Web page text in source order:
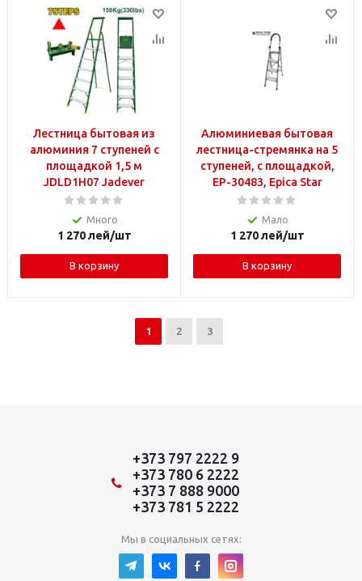
Лестница бытовая из
алюминия 7 ступеней с
площадкой 1,5 м
JDLD1H07 Jadever
Много
1 270лей/шт
В корзину
Алюминиевая бытовая
лестница-стремянка на 5
ступеней, с площадкой,
EP-30483, Epica Star
Мало
1 270лей/шт
В корзину
1 2 3
+373 797 2222 9
+373 780 6 2222
+373 7 888 9000
+373 781 5 2222
Мы в социальных сетях: